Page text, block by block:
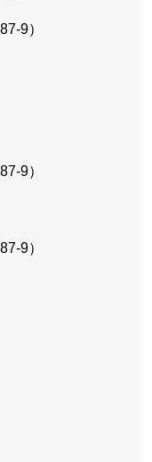
9）
9）
9）